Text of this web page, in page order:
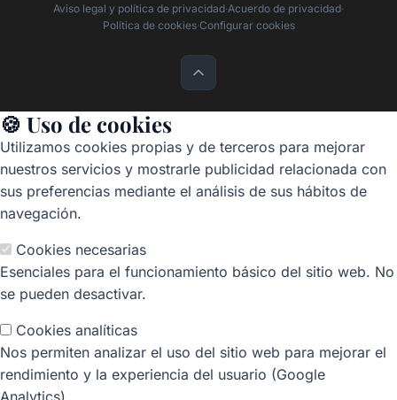
Aviso legal y política de privacidad·Acuerdo de privacidad·
Política de cookies·Configurar cookies
🍪 Uso de cookies
Utilizamos cookies propias y de terceros para mejorar
nuestros servicios y mostrarle publicidad relacionada con
sus preferencias mediante el análisis de sus hábitos de
navegación.
Cookies necesarias
Esenciales para el funcionamiento básico del sitio web. No
se pueden desactivar.
Cookies analíticas
Nos permiten analizar el uso del sitio web para mejorar el
rendimiento y la experiencia del usuario (Google
Analytics).